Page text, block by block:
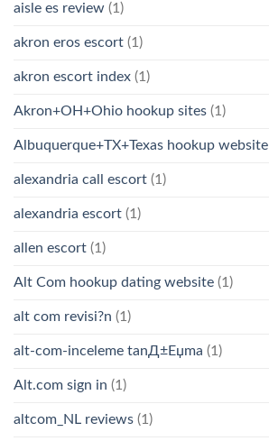
aisle es review (1)
akron eros escort (1)
akron escort index (1)
Akron+OH+Ohio hookup sites (1)
Albuquerque+TX+Texas hookup website
alexandria call escort (1)
alexandria escort (1)
allen escort (1)
Alt Com hookup dating website (1)
alt com revisi?n (1)
alt-com-inceleme tanД±Еџma (1)
Alt.com sign in (1)
altcom_NL reviews (1)